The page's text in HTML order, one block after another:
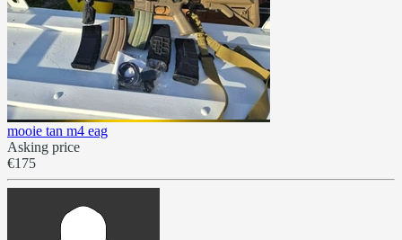
mooie tan m4 eag
Asking price
€175